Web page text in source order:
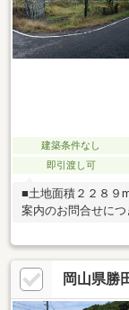
建築条件なし
即引渡し可
■土地面積２２８９
案内のお問合せに
岡山県勝